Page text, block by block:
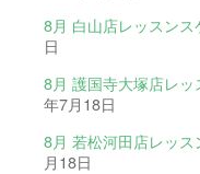
8月 白山店レッスン
日
8月 護国寺大塚店レ
年7月18日
8月 若松河田店レッ
月18日